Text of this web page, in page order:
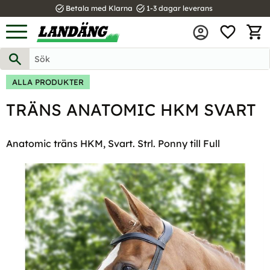
Meny
task_alt Betala med Klarna task_alt 1-3 dagar leverans
ALLA PRODUKTER
TRÄNS ANATOMIC HKM SVART
Anatomic träns HKM, Svart. Strl. Ponny till Full